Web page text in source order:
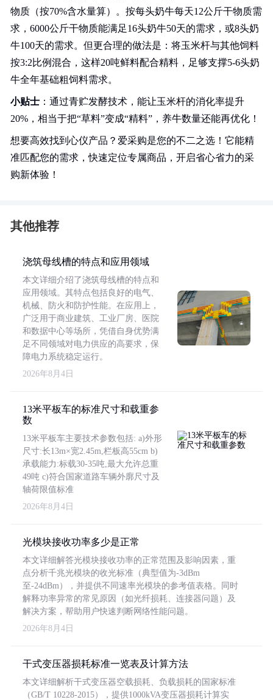
物质（按70%含水量算）。按每头奶牛每天12公斤干物质需
求，6000公斤干物质能满足16头奶牛50天的需求，或8头奶
牛100天的需求。但更合理的做法是：将玉米杆与其他饲料
按3:2比例混合，这样20吨鲜料配合精料，足够支撑5-6头奶
牛全年基础粗饲料需求。
小贴士 ：通过青贮发酵技术，能让玉米杆的消化率提升
20%，相当于把“草料”变成“精料”，养牛数量还能再优化！
想要高效找到心仪产品？爱采购是您的不二之选！它能精
准匹配您的需求，快速定位专属商品，开启省心省力的采
购新体验！
其他推荐
浇筑母线槽的特点和应用领域
本文详细介绍了浇筑母线槽的特点和
应用领域。其特点包括良好的电气、
机械、防火和防护性能。在应用上，
广泛用于商业建筑、工业厂房、医院
和数据中心等场所，凭借自身优势满
足不同领域对电力供应的高要求，保
障电力系统稳定运行。
2026年8月4日
13米平板车的标准尺寸和载重参
数
13米平板车主要技术参数包括: a)外形
尺寸:长13m×宽2.45m,栏板高55cm b)
承载能力:标载30-35吨,最大允许总重
49吨 c)符合国家道路车辆外廓尺寸及
轴荷限值标准
2026年8月4日
光模块接收功率多少是正常
本文详细解答光模块接收功率的正常范围及影响因素，重
点分析千兆光模块的收光标准（典型值为-3dBm
至-24dBm），并提供不同速率光模块的参考值表格。同时
解释功率异常的常见原因（如光纤损耗、连接器问题）及
解决方案，帮助用户快速判断网络性能问题。
2026年8月4日
干式变压器损耗标准一览表及计算方法
本文详细解析干式变压器空载损耗、负载损耗的国家标准
（GB/T 10228-2015），提供1000kVA变压器损耗计算实